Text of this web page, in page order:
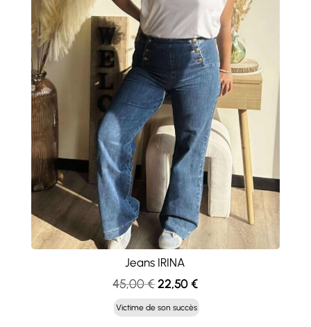
Jeans IRINA
45,00€Le
prix
initial
22,50€Le
prix
Victime de son succès